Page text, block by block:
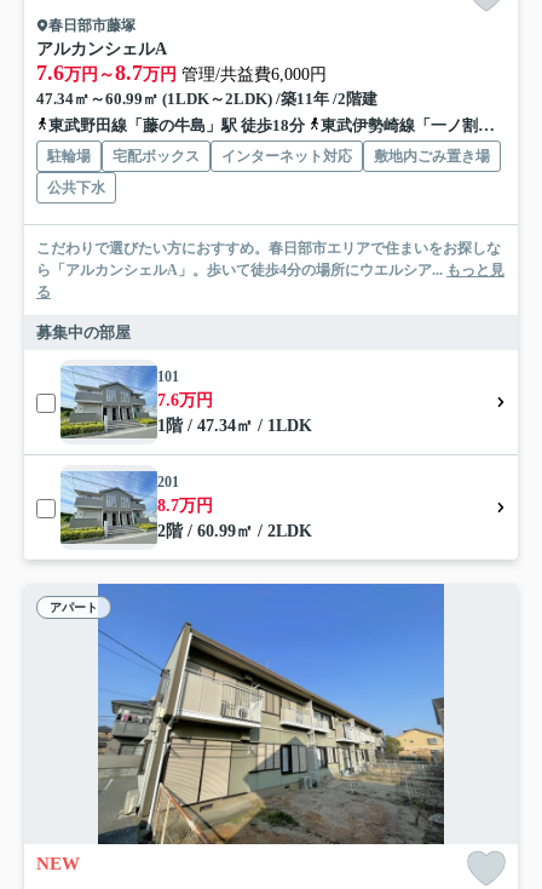
春日部市藤塚
アルカンシェルA
7.6万円～8.7万円 管理/共益費6,000円
47.34㎡～60.99㎡ (1LDK～2LDK) /築11年 /2階建
東武野田線「藤の牛島」駅 徒歩18分
東武伊勢崎線「一ノ割」駅 徒歩23分
駐輪場 宅配ボックス インターネット対応
敷地内ごみ置き場
公共下水
こだわりで選びたい方におすすめ。春日部市エリアで住まいをお探しな
ら「アルカンシェルA」。歩いて徒歩4分の場所にウエルシア... もっと見
る
募集中の部屋
101
7.6万円
1階 / 47.34㎡ / 1LDK
201
8.7万円
2階 / 60.99㎡ / 2LDK
アパート
NEW